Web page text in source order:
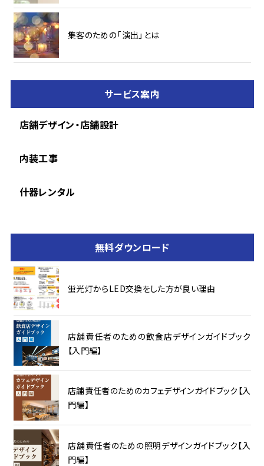
集客のための「演出」とは
サービス案内
店舗デザイン・店舗設計
内装工事
什器レンタル
無料ダウンロード
蛍光灯からLED交換をした方が良い理由
店舗責任者のための飲食店デザインガイドブック
【入門編】
店舗責任者のためのカフェデザインガイドブック【入
門編】
店舗責任者のための照明デザインガイドブック【入
門編】